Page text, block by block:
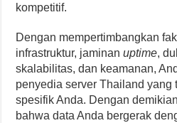
kompetitif.
Dengan mempertimbangkan
infrastruktur, jaminanuptime,
skalabilitas, dan keamanan,
penyedia server Thailand yang
spesifik Anda. Dengan
bahwa data Anda bergerak